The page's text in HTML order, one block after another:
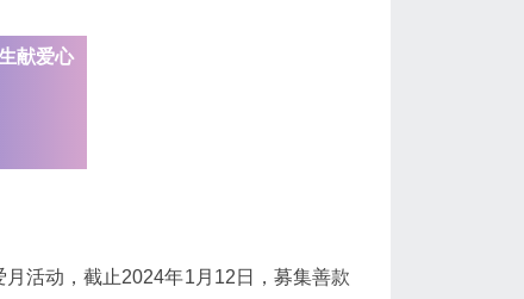
献爱心
活动，截止2024年1月12日，募集善款